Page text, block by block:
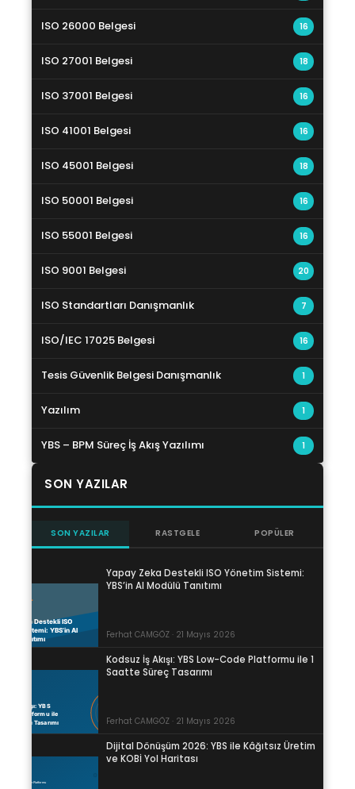
ISO 26000 Belgesi 16
ISO 27001 Belgesi 18
ISO 37001 Belgesi 16
ISO 41001 Belgesi 16
ISO 45001 Belgesi 18
ISO 50001 Belgesi 16
ISO 55001 Belgesi 16
ISO 9001 Belgesi 20
ISO Standartları Danışmanlık 7
ISO/IEC 17025 Belgesi 16
Tesis Güvenlik Belgesi Danışmanlık 1
Yazılım 1
YBS – BPM Süreç İş Akış Yazılımı 1
SON YAZILAR
SON YAZILAR RASTGELE POPÜLER
Yapay Zeka Destekli ISO Yönetim Sistemi:
YBS’in AI Modülü Tanıtımı
Ferhat CAMGÖZ · 21 Mayıs 2026
Kodsuz İş Akışı: YBS Low-Code Platformu ile 1
Saatte Süreç Tasarımı
Ferhat CAMGÖZ · 21 Mayıs 2026
Dijital Dönüşüm 2026: YBS ile Kâğıtsız Üretim
ve KOBİ Yol Haritası